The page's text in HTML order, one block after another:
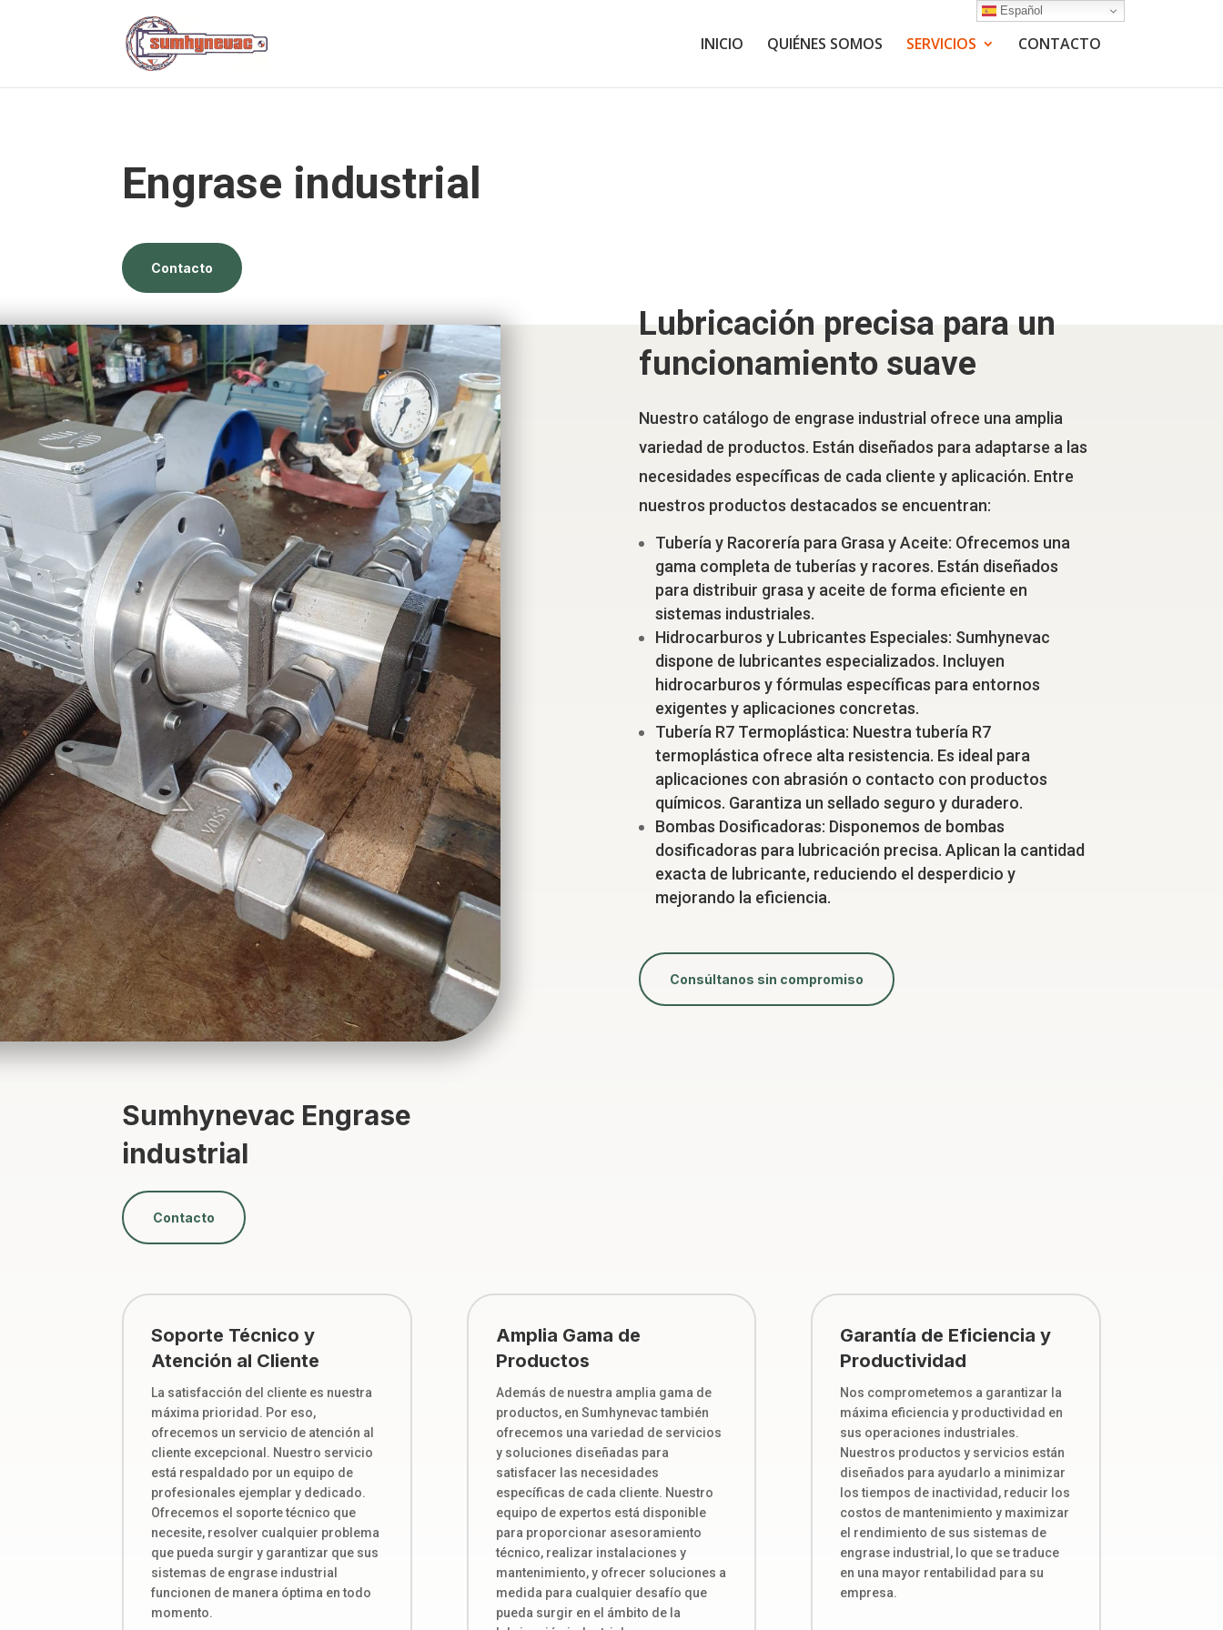
INICIO QUIÉNES SOMOS SERVICIOS CONTACTO
Engrase industrial
Contacto
Lubricación precisa para un
funcionamiento suave
Nuestro catálogo de engrase industrial ofrece una amplia
variedad de productos. Están diseñados para adaptarse a las
necesidades específicas de cada cliente y aplicación. Entre
nuestros productos destacados se encuentran:
Tubería y Racorería para Grasa y Aceite: Ofrecemos una
gama completa de tuberías y racores. Están diseñados
para distribuir grasa y aceite de forma eficiente en
sistemas industriales.
Hidrocarburos y Lubricantes Especiales: Sumhynevac
dispone de lubricantes especializados. Incluyen
hidrocarburos y fórmulas específicas para entornos
exigentes y aplicaciones concretas.
Tubería R7 Termoplástica: Nuestra tubería R7
termoplástica ofrece alta resistencia. Es ideal para
aplicaciones con abrasión o contacto con productos
químicos. Garantiza un sellado seguro y duradero.
Bombas Dosificadoras: Disponemos de bombas
dosificadoras para lubricación precisa. Aplican la cantidad
exacta de lubricante, reduciendo el desperdicio y
mejorando la eficiencia.
Consúltanos sin compromiso
Sumhynevac Engrase
industrial
Contacto
Soporte Técnico y
Atención al Cliente
La satisfacción del cliente es nuestra
máxima prioridad. Por eso,
ofrecemos un servicio de atención al
cliente excepcional. Nuestro servicio
está respaldado por un equipo de
profesionales ejemplar y dedicado.
Ofrecemos el soporte técnico que
necesite, resolver cualquier problema
que pueda surgir y garantizar que sus
sistemas de engrase industrial
funcionen de manera óptima en todo
momento.
Amplia Gama de
Productos
Además de nuestra amplia gama de
productos, en Sumhynevac también
ofrecemos una variedad de servicios
y soluciones diseñadas para
satisfacer las necesidades
específicas de cada cliente. Nuestro
equipo de expertos está disponible
para proporcionar asesoramiento
técnico, realizar instalaciones y
mantenimiento, y ofrecer soluciones a
medida para cualquier desafío que
pueda surgir en el ámbito de la
Garantía de Eficiencia y
Productividad
Nos comprometemos a garantizar la
máxima eficiencia y productividad en
sus operaciones industriales.
Nuestros productos y servicios están
diseñados para ayudarlo a minimizar
los tiempos de inactividad, reducir los
costos de mantenimiento y maximizar
el rendimiento de sus sistemas de
engrase industrial, lo que se traduce
en una mayor rentabilidad para su
empresa.
Español